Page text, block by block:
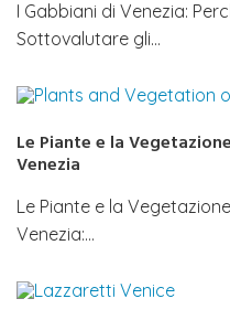
I Gabbiani di Venezia:
Sottovalutare gli…
Le Piante e la
Venezia
Le Piante e la
Venezia:…